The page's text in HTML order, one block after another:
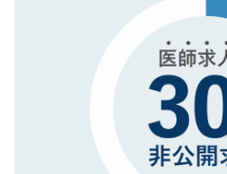
で、機密保持に関し